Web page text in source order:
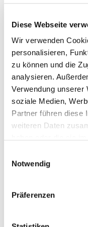
Diese Webseite
Wir verwenden
personalisieren,
zu können und die
analysieren.
Verwendung unserer
soziale Medien,
Partner führen diese
weiteren Daten
Notwendig
Präferenzen
und den bekannten
interne
CAS 2115
Ton-Audiometer
Windows
und dann erfolgt die
SiSi-Test,
Abstufungen in
können […]